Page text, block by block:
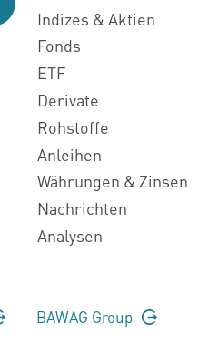
Indizes & Aktien
Fonds
ETF
Derivate
Rohstoffe
Anleihen
Währungen & Zinsen
Nachrichten
Analysen
BAWAG Group